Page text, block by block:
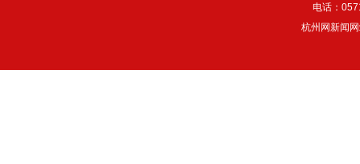
电话：
杭州网新闻